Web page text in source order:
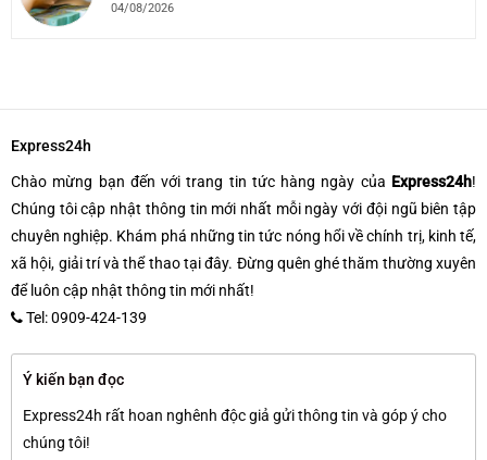
04/08/2026
Express24h
Chào mừng bạn đến với trang tin tức hàng ngày của Express24h!
Chúng tôi cập nhật thông tin mới nhất mỗi ngày với đội ngũ biên tập
chuyên nghiệp. Khám phá những tin tức nóng hổi về chính trị, kinh tế,
xã hội, giải trí và thể thao tại đây. Đừng quên ghé thăm thường xuyên
để luôn cập nhật thông tin mới nhất!
Tel: 0909-424-139
Ý kiến bạn đọc
Express24h rất hoan nghênh độc giả gửi thông tin và góp ý cho
chúng tôi!